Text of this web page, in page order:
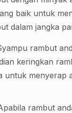
baik untuk
dalam jangka
rambut
keringkan
untuk menyerap
rambut